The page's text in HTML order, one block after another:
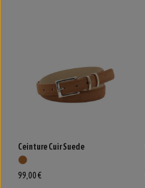
Ceinture Cuir Suede
99,00 €